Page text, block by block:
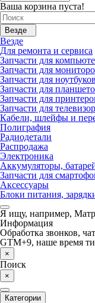
Ваша корзина пуста!
Везде
Везде
Для ремонта и сервиса
Запчасти для
Запчасти для
Запчасти для ноутбуков
Запчасти для
Запчасти для
Запчасти для
Кабели, шлейфы и
Полиграфия
Радиодетали
Распродажа
Электроника
Аккумуляторы,
Запчасти для
Аксессуары
Блоки питания,
Я ищу, например,
Информация
Обработка звонков,
GTM+9, наше время
×
Поиск
×
Категории